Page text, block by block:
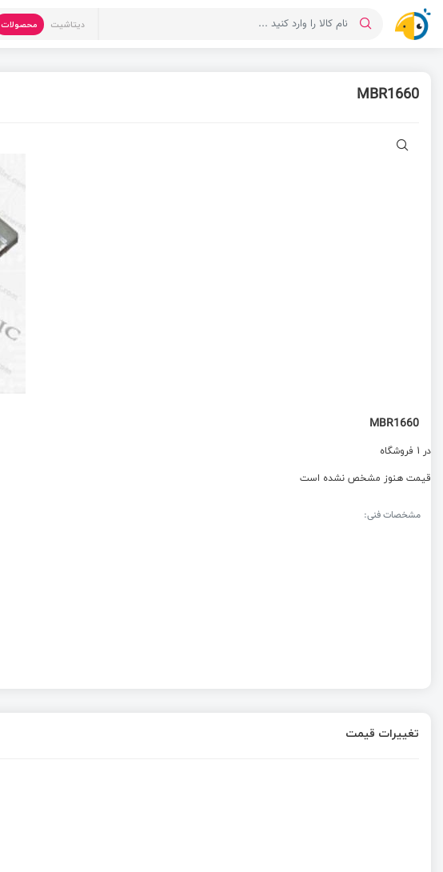
دیتاشیت محصولات
MBR1660
MBR1660
در 1 فروشگاه
قیمت هنوز مشخص نشده است
مشخصات فنی:
تغییرات قیمت